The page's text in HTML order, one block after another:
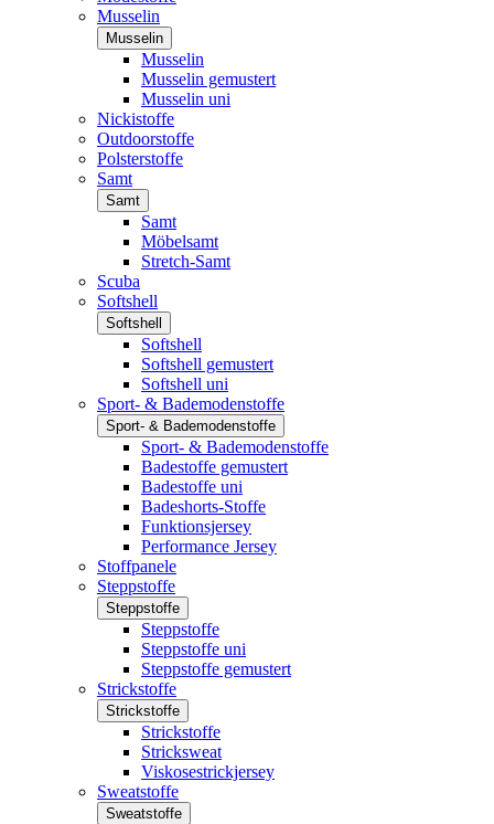
Musselin
Musselin
Musselin
Musselin gemustert
Musselin uni
Nickistoffe
Outdoorstoffe
Polsterstoffe
Samt
Samt
Samt
Möbelsamt
Stretch-Samt
Scuba
Softshell
Softshell
Softshell
Softshell gemustert
Softshell uni
Sport- & Bademodenstoffe
Sport- & Bademodenstoffe
Sport- & Bademodenstoffe
Badestoffe gemustert
Badestoffe uni
Badeshorts-Stoffe
Funktionsjersey
Performance Jersey
Stoffpanele
Steppstoffe
Steppstoffe
Steppstoffe
Steppstoffe uni
Steppstoffe gemustert
Strickstoffe
Strickstoffe
Strickstoffe
Stricksweat
Viskosestrickjersey
Sweatstoffe
Sweatstoffe